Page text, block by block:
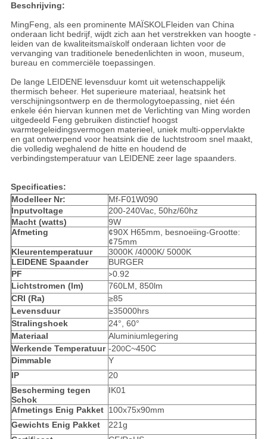
Beschrijving:
MingFeng, als een prominente MAÏSKOLFleiden van China
onderaan licht bedrijf, wijdt zich aan het verstrekken van hoogte -
leiden van de kwaliteitsmaïskolf onderaan lichten voor de
vervanging van traditionele benedenlichten in woon, museum,
bureau en commerciële toepassingen.
De lange LEIDENE levensduur komt uit wetenschappelijk
thermisch beheer. Het superieure materiaal, heatsink het
verschijningsontwerp en de thermologytoepassing, niet één
enkele één hiervan kunnen met de Verlichting van Ming worden
uitgedeeld Feng gebruiken distinctief hoogst
warmtegeleidingsvermogen materieel, uniek multi-oppervlakte
en gat ontwerpend voor heatsink die de luchtstroom snel maakt,
die volledig weghalend de hitte en houdend de
verbindingstemperatuur van LEIDENE zeer lage spaanders.
Specificaties:
Modelleer Nr:
Mf-F01W090
Inputvoltage
200-240Vac, 50hz/60hz
Macht (watts)
9W
Afmeting
¢90X H65mm, besnoeiing-Grootte:
¢75mm
Kleurentemperatuur
3000K /4000K/ 5000K
LEIDENE Spaander
BURGER
PF
>0.92
Lichtstromen (lm)
760LM, 850lm
CRI (Ra)
≥85
Levensduur
≥35000hrs
Stralingshoek
24°, 60°
Materiaal
Aluminiumlegering
Werkende Temperatuur -200C~450C
Dimmable
Y
IP
20
Bescherming tegen
Schok
IK01
Afmetings Enig Pakket 100x75x90mm
Gewichts Enig Pakket
221g